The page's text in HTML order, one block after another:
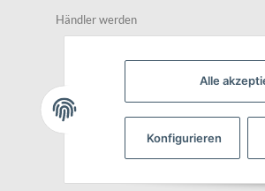
Alle
Konfigurieren
Händler werden